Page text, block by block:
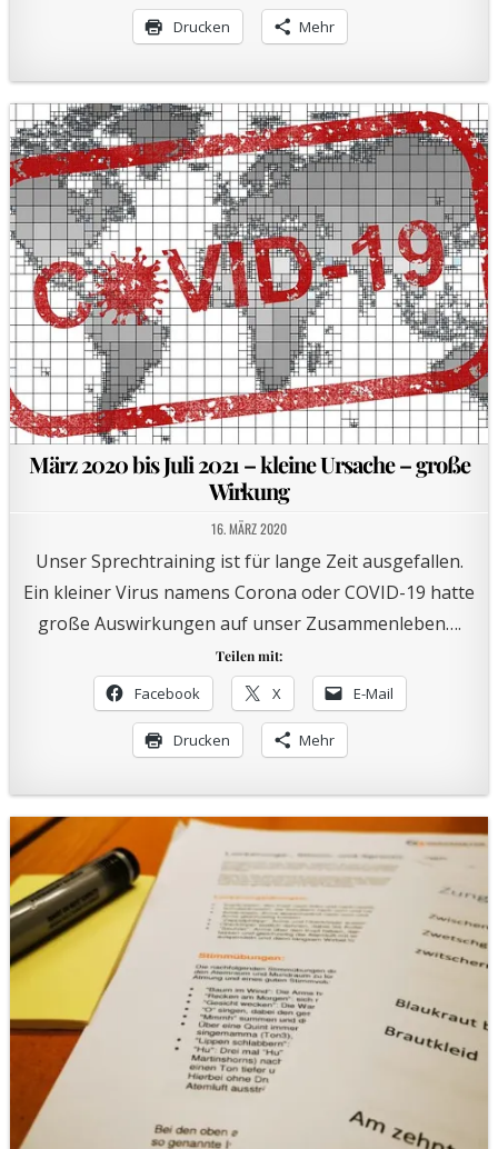
Drucken Mehr
März 2020 bis Juli 2021 – kleine Ursache – große
Wirkung
16. MÄRZ 2020
Unser Sprechtraining ist für lange Zeit ausgefallen.
Ein kleiner Virus namens Corona oder COVID-19 hatte
große Auswirkungen auf unser Zusammenleben….
Teilen mit:
Facebook X E-Mail
Drucken Mehr